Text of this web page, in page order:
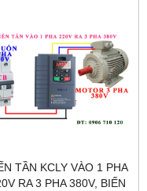
TẦN KCLY VÀO 1 PHA
RA 3 PHA 380V, BIẾN